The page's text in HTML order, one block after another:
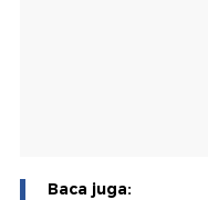
Baca juga: